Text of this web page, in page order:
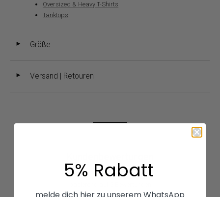
Oversized & Heavy T-Shirts
Tanktops
◄ Größe
◄ Versand | Retouren
4.20 von 5
5% Rabatt
melde dich hier zu unserem WhatsApp